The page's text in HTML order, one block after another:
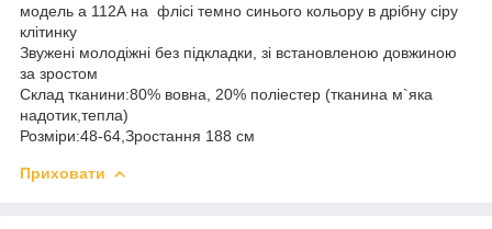
модель а 112А на флісі темно синього кольору в дрібну сіру
клітинку
Звужені молодіжні без підкладки, зі встановленою довжиною
за зростом
Склад тканини:80% вовна, 20% поліестер (тканина м`яка
надотик,тепла)
Розміри:48-64,Зростання 188 см
Приховати